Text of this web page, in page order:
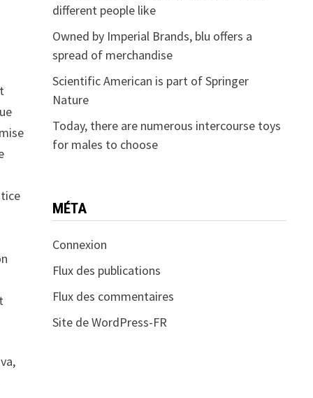
different people like
Owned by Imperial Brands, blu offers a
spread of merchandise
Scientific American is part of Springer
Nature
Today, there are numerous intercourse toys
for males to choose
MÉTA
Connexion
Flux des publications
Flux des commentaires
Site de WordPress-FR